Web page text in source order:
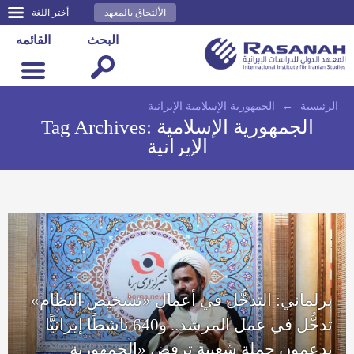
أختر اللغة الألتحاق بالمعهد
القائمه البحث
الرئيسية ← الجمهورية الإسلامية الإيرانية
Tag Archives: الجمهورية الإسلامية
الإيرانية
برلماني: التدخُّل في أعمال «تشخيص النظام»
تدخُّل في عمل المرشد.. و640 ناشطًا إيرانيًّا
يدعمون حملة شعبية ترفض «الجمهورية